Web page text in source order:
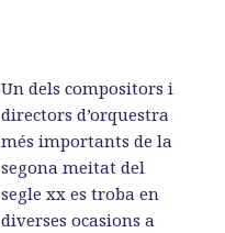
Un dels compositors i
directors d’orquestra
més importants de la
segona meitat del
segle xx es troba en
diverses ocasions a